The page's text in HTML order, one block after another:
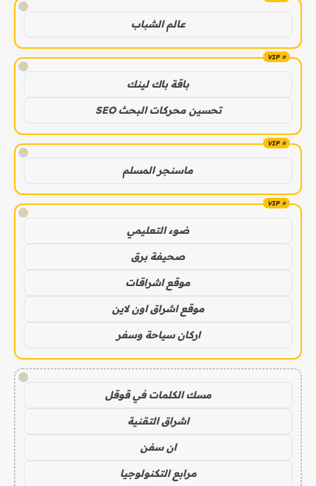
!
عالم الشباب
!
باقة باك لينك
تحسين محركات البحث SEO
!
ماسنجر المسلم
!
ضوء التعليمي
صحيفة برق
موقع اشراقات
موقع اشراق اون لاين
اركان سياحة وسفر
!
مسك الكلمات في قوقل
اشراق التقنية
ان سفن
مرابع التكنولوجيا